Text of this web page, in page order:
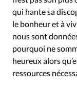
Édition:
Devise:CHF
RUBRIQUES
Tous les articles
qui hante sa
le bonheur et à
nous sont
pourquoi ne
heureux alors
ressources